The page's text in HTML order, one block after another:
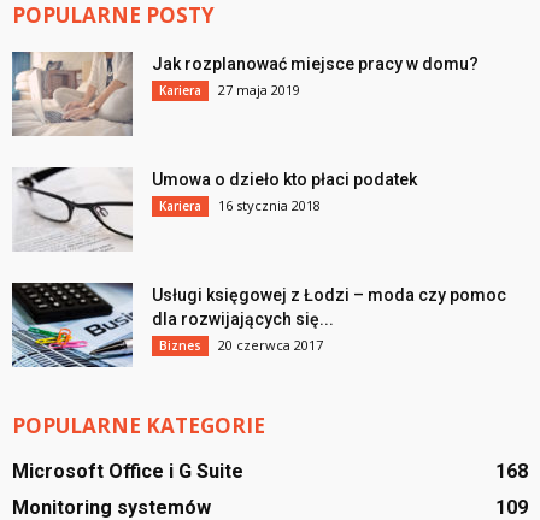
POPULARNE POSTY
Jak rozplanować miejsce pracy w domu?
Kariera 27 maja 2019
Umowa o dzieło kto płaci podatek
Kariera 16 stycznia 2018
Usługi księgowej z Łodzi – moda czy pomoc
dla rozwijających się...
Biznes 20 czerwca 2017
POPULARNE KATEGORIE
Microsoft Office i G Suite
168
Monitoring systemów
109